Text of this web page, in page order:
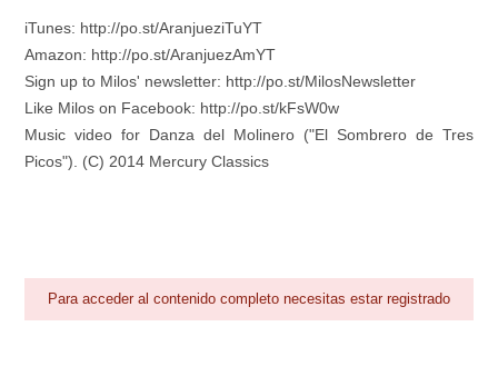
Área personal
iTunes: http://po.st/AranjueziTuYT
Amazon: http://po.st/AranjuezAmYT
Sign up to Milos' newsletter: http://po.st/MilosNewsletter
Like Milos on Facebook: http://po.st/kFsW0w
Music video for Danza del Molinero ("El Sombrero de Tres
Picos"). (C) 2014 Mercury Classics
Para acceder al contenido completo necesitas estar registrado